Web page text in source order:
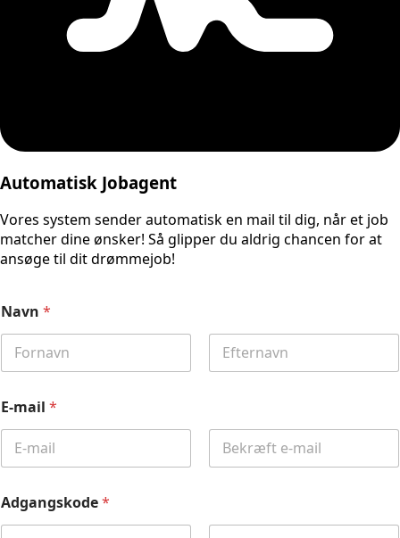
Automatisk Jobagent
Vores system sender automatisk en mail til dig, når et job
matcher dine ønsker! Så glipper du aldrig chancen for at
ansøge til dit drømmejob!
Navn *
E-mail *
Adgangskode*